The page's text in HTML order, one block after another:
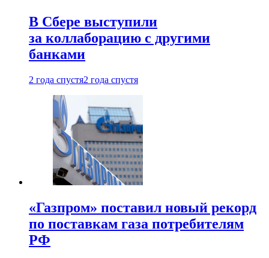
В Сбере выступили
за коллаборацию с другими
банками
2 года спустя2 года спустя
«Газпром» поставил новый рекорд
по поставкам газа потребителям
РФ